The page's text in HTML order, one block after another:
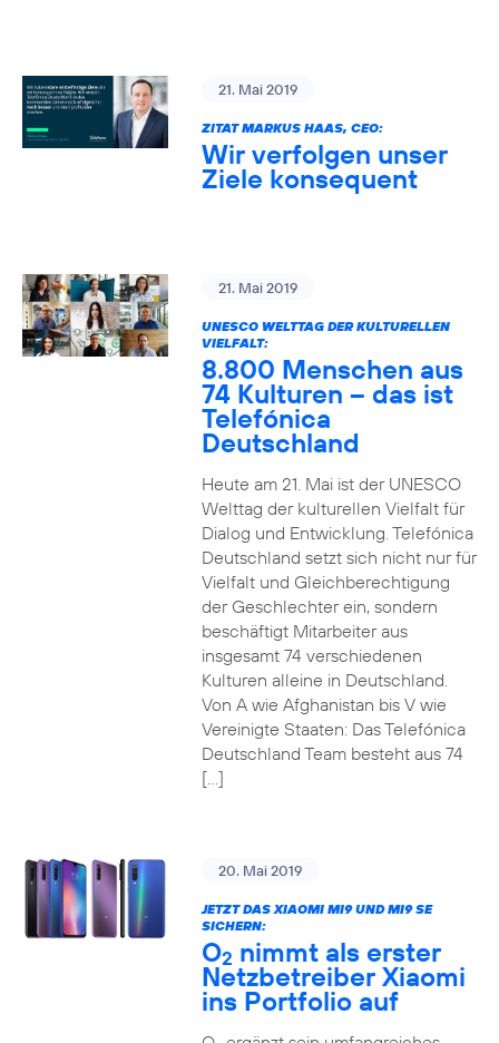
21. Mai 2019
ZITAT MARKUS HAAS, CEO:
Wir verfolgen unser
Ziele konsequent
21. Mai 2019
UNESCO WELTTAG DER KULTURELLEN
VIELFALT:
8.800 Menschen aus
74 Kulturen – das ist
Telefónica
Deutschland
Heute am 21. Mai ist der UNESCO
Welttag der kulturellen Vielfalt für
Dialog und Entwicklung. Telefónica
Deutschland setzt sich nicht nur für
Vielfalt und Gleichberechtigung
der Geschlechter ein, sondern
beschäftigt Mitarbeiter aus
insgesamt 74 verschiedenen
Kulturen alleine in Deutschland.
Von A wie Afghanistan bis V wie
Vereinigte Staaten: Das Telefónica
Deutschland Team besteht aus 74
[…]
20. Mai 2019
JETZT DAS XIAOMI MI9 UND MI9 SE
SICHERN:
O2 nimmt als erster
Netzbetreiber Xiaomi
ins Portfolio auf